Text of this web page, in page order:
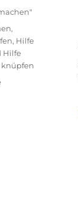
,
, Hilfe
Hilfe
knüpfen
zu